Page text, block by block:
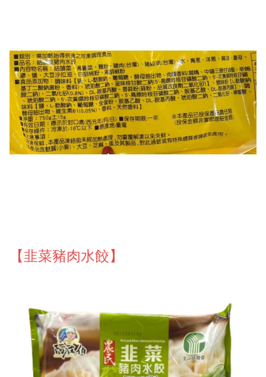
【韭菜豬肉水餃】